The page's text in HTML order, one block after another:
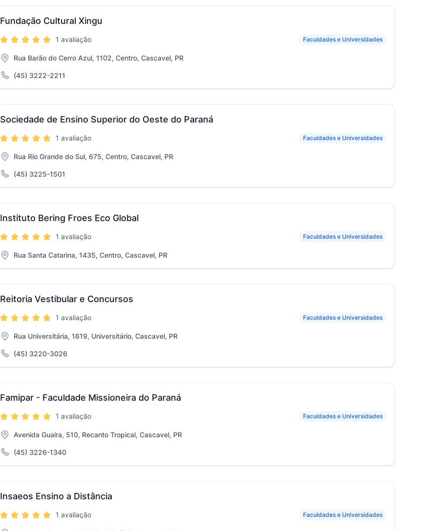
Fundação Cultural Xingu
Faculdades e Universidades
1 avaliação
Rua Barão do Cerro Azul, 1102, Centro, Cascavel, PR
(45) 3222-2211
Sociedade de Ensino Superior do Oeste do Paraná
Faculdades e Universidades
1 avaliação
Rua Rio Grande do Sul, 675, Centro, Cascavel, PR
(45) 3225-1501
Instituto Bering Froes Eco Global
Faculdades e Universidades
1 avaliação
Rua Santa Catarina, 1435, Centro, Cascavel, PR
Reitoria Vestibular e Concursos
Faculdades e Universidades
1 avaliação
Rua Universitária, 1619, Universitário, Cascavel, PR
(45) 3220-3026
Famipar - Faculdade Missioneira do Paraná
Faculdades e Universidades
1 avaliação
Avenida Guaíra, 510, Recanto Tropical, Cascavel, PR
(45) 3226-1340
Insaeos Ensino a Distância
Faculdades e Universidades
1 avaliação